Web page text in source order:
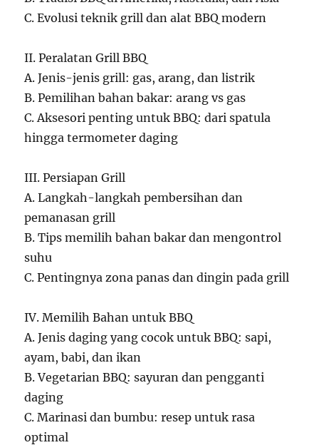
C. Evolusi teknik grill dan alat BBQ modern
II. Peralatan Grill BBQ
A. Jenis-jenis grill: gas, arang, dan listrik
B. Pemilihan bahan bakar: arang vs gas
C. Aksesori penting untuk BBQ: dari spatula
hingga termometer daging
III. Persiapan Grill
A. Langkah-langkah pembersihan dan
pemanasan grill
B. Tips memilih bahan bakar dan mengontrol
suhu
C. Pentingnya zona panas dan dingin pada grill
IV. Memilih Bahan untuk BBQ
A. Jenis daging yang cocok untuk BBQ: sapi,
ayam, babi, dan ikan
B. Vegetarian BBQ: sayuran dan pengganti
daging
C. Marinasi dan bumbu: resep untuk rasa
optimal